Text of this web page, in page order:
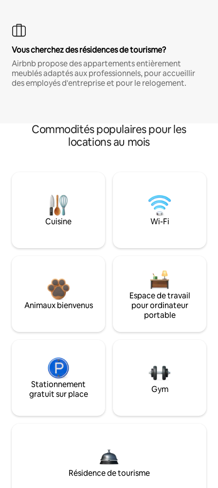
Vous cherchez des résidences de tourisme?
Airbnb propose des appartements entièrement
meublés adaptés aux professionnels, pour accueillir
des employés d'entreprise et pour le relogement.
Commodités populaires pour les
locations au mois
Cuisine Wi-Fi
Animaux bienvenus
Espace de travail
pour ordinateur
portable
Stationnement
gratuit sur place
Gym
Résidence de tourisme